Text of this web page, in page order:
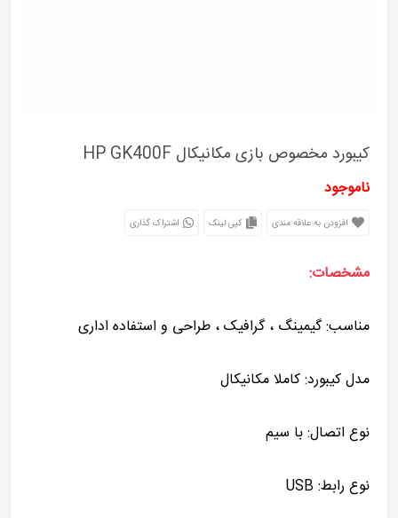
کیبورد مخصوص بازی مکانیکال HP GK400F
ناموجود
افزودن به علاقه مندی کپی لینک اشتراک گذاری
مشخصات:
مناسب: گیمینگ ، گرافیک ، طراحی و استفاده اداری
مدل کیبورد: کاملا مکانیکال
نوع اتصال: با سیم
نوع رابط: USB